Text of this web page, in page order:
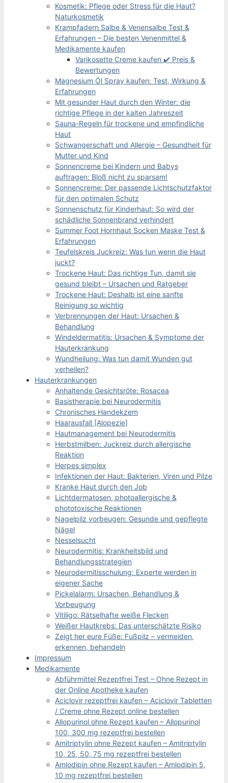
Kosmetik: Pflege oder Stress für die Haut?
Naturkosmetik
Krampfadern Salbe & Venensalbe Test &
Erfahrungen – Die besten Venenmittel &
Medikamente kaufen
Varikosette Creme kaufen ✔️ Preis &
Bewertungen
Magnesium Öl Spray kaufen: Test, Wirkung &
Erfahrungen
Mit gesunder Haut durch den Winter: die
richtige Pflege in der kalten Jahreszeit
Sauna-Regeln für trockene und empfindliche
Haut
Schwangerschaft und Allergie – Gesundheit für
Mutter und Kind
Sonnencreme bei Kindern und Babys
auftragen: Bloß nicht zu sparsam!
Sonnencreme: Der passende Lichtschutzfaktor
für den optimalen Schutz
Sonnenschutz für Kinderhaut: So wird der
schädliche Sonnenbrand verhindert
Summer Foot Hornhaut Socken Maske Test &
Erfahrungen
Teufelskreis Juckreiz: Was tun wenn die Haut
juckt?
Trockene Haut: Das richtige Tun, damit sie
gesund bleibt – Ursachen und Ratgeber
Trockene Haut: Deshalb ist eine sanfte
Reinigung so wichtig
Verbrennungen der Haut: Ursachen &
Behandlung
Windeldermatitis: Ursachen & Symptome der
Hauterkrankung
Wundheilung: Was tun damit Wunden gut
verheilen?
Hauterkrankungen
Anhaltende Gesichtsröte: Rosacea
Basistherapie bei Neurodermitis
Chronisches Handekzem
Haarausfall [Alopezie]
Hautmanagement bei Neurodermitis
Herbstmilben: Juckreiz durch allergische
Reaktion
Herpes simplex
Infektionen der Haut: Bakterien, Viren und Pilze
Kranke Haut durch den Job
Lichtdermatosen, photoallergische &
phototoxische Reaktionen
Nagelpilz vorbeugen: Gesunde und gepflegte
Nägel
Nesselsucht
Neurodermitis: Krankheitsbild und
Behandlungsstrategien
Neurodermitisschulung: Experte werden in
eigener Sache
Pickelalarm: Ursachen, Behandlung &
Vorbeugung
Vitiligo: Rätselhafte weiße Flecken
Weißer Hautkrebs: Das unterschätzte Risiko
Zeigt her eure Füße: Fußpilz – vermeiden,
erkennen, behandeln
Impressum
Medikamente
Abführmittel Rezeptfrei Test – Ohne Rezept in
der Online Apotheke kaufen
Aciclovir rezeptfrei kaufen – Aciclovir Tabletten
/ Creme ohne Rezept online bestellen
Allopurinol ohne Rezept kaufen – Allopurinol
100, 300 mg rezeptfrei bestellen
Amitriptylin ohne Rezept kaufen – Amitriptylin
10, 25, 50, 75 mg rezeptfrei bestellen
Amlodipin ohne Rezept kaufen – Amlodipin 5,
10 mg rezeptfrei bestellen